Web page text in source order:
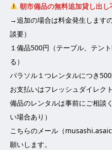
朝市備品の無料追加貸し出し
→追加の場合は料金発生します
談要）
１備品500円（テーブル、テン
る）
パラソル１つレンタルにつき
お支払いはフレッシュダイレク
備品のレンタルは事前にご相談
い場合あり）
こちらのメール（
願いします。